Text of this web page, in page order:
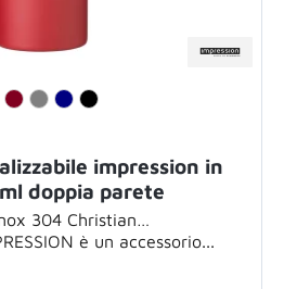
impression in
doppia parete
304 Christian
è un accessorio...